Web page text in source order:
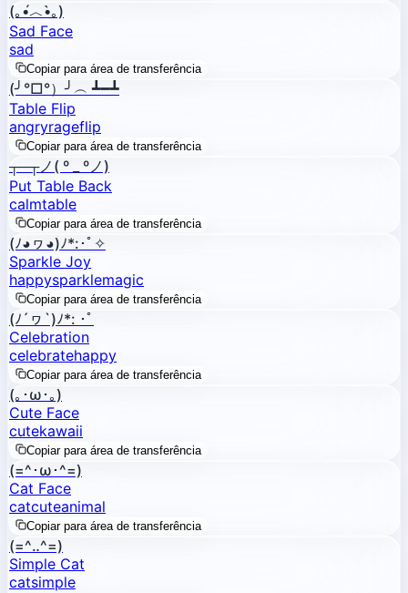
(｡•́︿•̀｡)
Sad Face
sad
Copiar para área de transferência
(╯°□°）╯︵ ┻━┻
Table Flip
angryrageflip
Copiar para área de transferência
┬─┬ノ( º _ ºノ)
Put Table Back
calmtable
Copiar para área de transferência
(ﾉ◕ヮ◕)ﾉ*:･ﾟ✧
Sparkle Joy
happysparklemagic
Copiar para área de transferência
(ﾉ´ヮ`)ﾉ*: ･ﾟ
Celebration
celebratehappy
Copiar para área de transferência
(｡･ω･｡)
Cute Face
cutekawaii
Copiar para área de transferência
(=^･ω･^=)
Cat Face
catcuteanimal
Copiar para área de transferência
(=^‥^=)
Simple Cat
catsimple